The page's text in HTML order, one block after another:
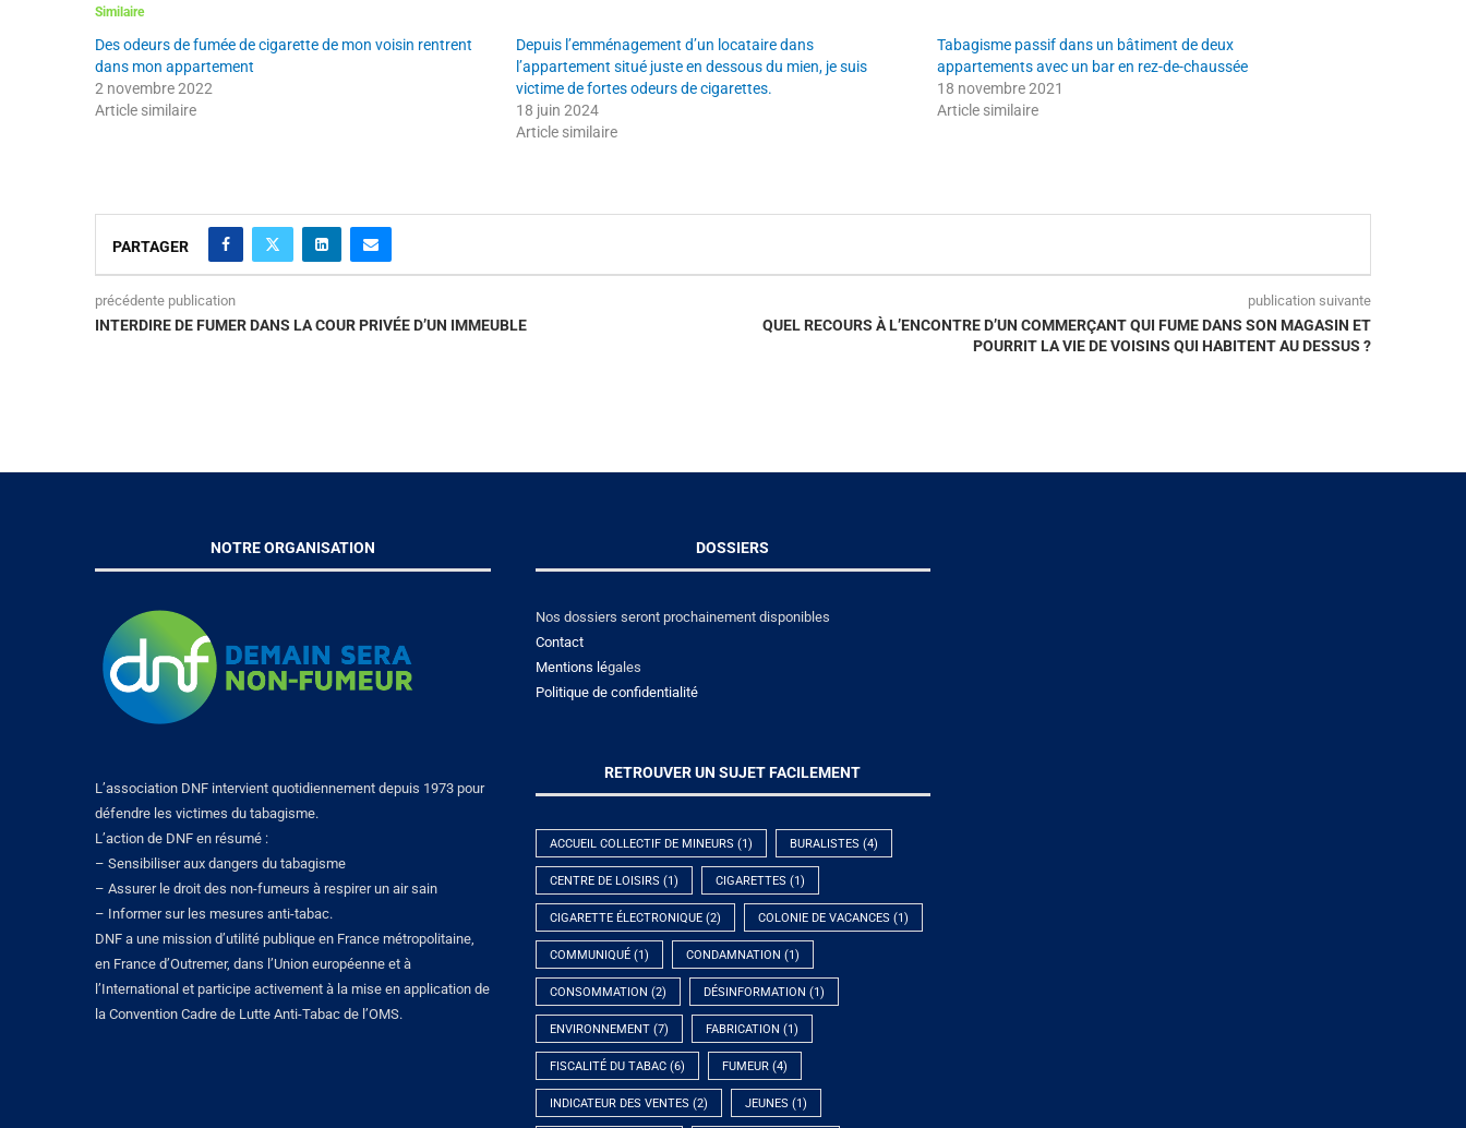
Similaire
Des odeurs de fumée de cigarette de mon voisin rentrent
dans mon appartement
2 novembre 2022
Article similaire
Depuis l’emménagement d’un locataire dans
l’appartement situé juste en dessous du mien, je suis
victime de fortes odeurs de cigarettes.
18 juin 2024
Article similaire
Tabagisme passif dans un bâtiment de deux
appartements avec un bar en rez-de-chaussée
18 novembre 2021
Article similaire
PARTAGER
précédente publication
INTERDIRE DE FUMER DANS LA COUR PRIVÉE D’UN IMMEUBLE
publication suivante
QUEL RECOURS À L’ENCONTRE D’UN COMMERÇANT QUI FUME DANS SON MAGASIN ET
POURRIT LA VIE DE VOISINS QUI HABITENT AU DESSUS ?
NOTRE ORGANISATION
L’association DNF intervient quotidiennement depuis 1973 pour
défendre les victimes du tabagisme.
L’action de DNF en résumé :
– Sensibiliser aux dangers du tabagisme
– Assurer le droit des non-fumeurs à respirer un air sain
– Informer sur les mesures anti-tabac.
DNF a une mission d’utilité publique en France métropolitaine,
en France d’Outremer, dans l’Union européenne et à
l’International et participe activement à la mise en application de
la Convention Cadre de Lutte Anti-Tabac de l’OMS.
DOSSIERS
Nos dossiers seront prochainement disponibles
Contact
Mentions légales
Politique de confidentialité
RETROUVER UN SUJET FACILEMENT
ACCUEIL COLLECTIF DE MINEURS (1) BURALISTES (4)
CENTRE DE LOISIRS (1) CIGARETTES (1)
CIGARETTE ÉLECTRONIQUE(2) COLONIE DE VACANCES (1)
COMMUNIQUÉ(1) CONDAMNATION (1)
CONSOMMATION (2) DÉSINFORMATION (1)
ENVIRONNEMENT(7) FABRICATION (1)
FISCALITÉ DU TABAC(6) FUMEUR(4)
INDICATEUR DES VENTES (2) JEUNES (1)